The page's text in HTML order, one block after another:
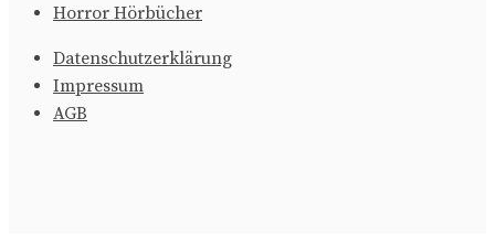
Horror Hörbücher
Datenschutzerklärung
Impressum
AGB